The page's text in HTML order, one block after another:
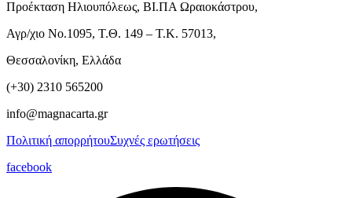
Προέκταση Ηλιουπόλεως, ΒΙ.ΠΑ Ωραιοκάστρου,
Αγρ/χιο Νο.1095, Τ.Θ. 149 – Τ.Κ. 57013,
Θεσσαλονίκη, Ελλάδα
(+30) 2310 565200
info@magnacarta.gr
Πολιτική απορρήτουΣυχνές ερωτήσεις
facebook